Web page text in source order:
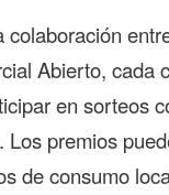
colaboración
Abierto, cada
en sorteos
Los premios
de consumo